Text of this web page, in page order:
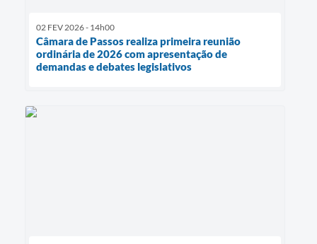
02 FEV 2026 - 14h00
Câmara de Passos realiza primeira reunião
ordinária de 2026 com apresentação de
demandas e debates legislativos